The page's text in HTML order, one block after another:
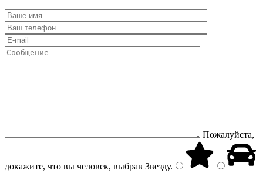
Пожалуйста,
докажите, что вы человек, выбрав Звезду.